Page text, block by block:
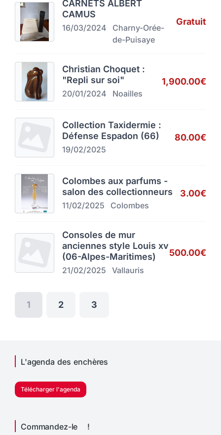
CARNETS ALBERT
CAMUS
16/03/2024
Charny-Orée-
de-Puisaye
Gratuit
Christian Choquet :
"Repli sur soi"
20/01/2024 Noailles
1,900.00€
Collection Taxidermie :
Défense Espadon (66)
19/02/2025
80.00€
Colombes aux parfums -
salon des collectionneurs
11/02/2025 Colombes
3.00€
Consoles de mur
anciennes style Louis xv
(06-Alpes-Maritimes)
21/02/2025 Vallauris
500.00€
1 2 3
L'agenda des enchères
Télécharger l'agenda
Commandez-le !